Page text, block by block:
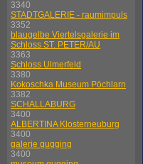
3340
STADTGALERIE - raumimpuls
3352
blaugelbe Viertelsgalerie im
Schloss ST. PETER/AU
3363
Schloss Ulmerfeld
3380
Kokoschka Museum Pöchlarn
3382
SCHALLABURG
3400
ALBERTINA Klosterneuburg
3400
galerie gugging
3400